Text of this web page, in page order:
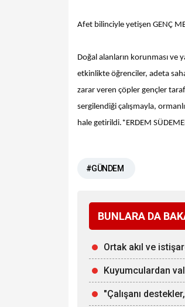
Afet bilinciyle yetişen GENÇ
Doğal alanların korunması ve
etkinlikte öğrenciler, adeta
zarar veren çöpler gençler
sergilendiği çalışmayla,
hale getirildi.*ERDEM
#GÜNDEM
BUNLARA DA
Ortak akıl ve
Kuyumculardan
"Çalışanı